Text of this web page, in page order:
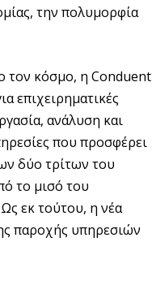
την πολυμορφία
τον κόσμο, η Conduent
επιχειρηματικές
ανάλυση και
που προσφέρει
δύο τρίτων του
το μισό του
εκ τούτου, η νέα
παροχής υπηρεσιών